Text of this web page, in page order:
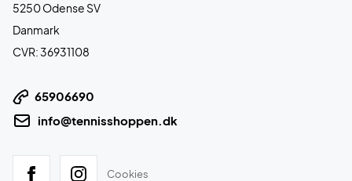
5250 Odense SV
Danmark
CVR: 36931108
65906690
info@tennisshoppen.dk
Cookies